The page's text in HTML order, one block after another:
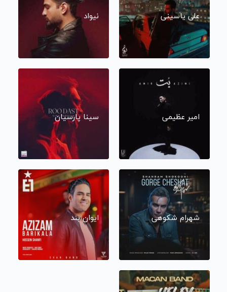
علی یاسینی نیواد
امیر عظیمی سینا پارسیان
شهرام شکوهی ایوان بند